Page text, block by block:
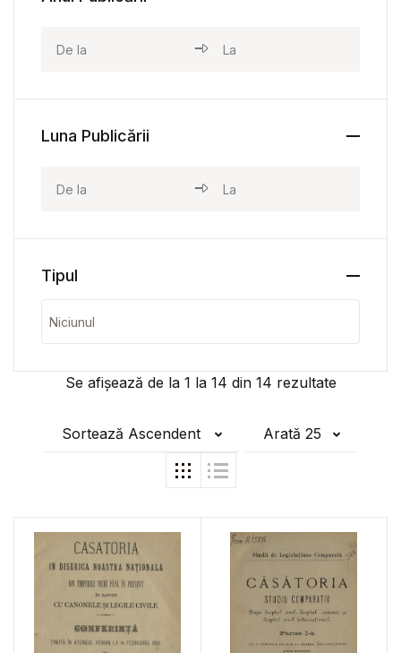
Se afișează de la 1 la 14 din 14 rezultate
Sortează Ascendent Arată 25
Luna Publicării
Tipul